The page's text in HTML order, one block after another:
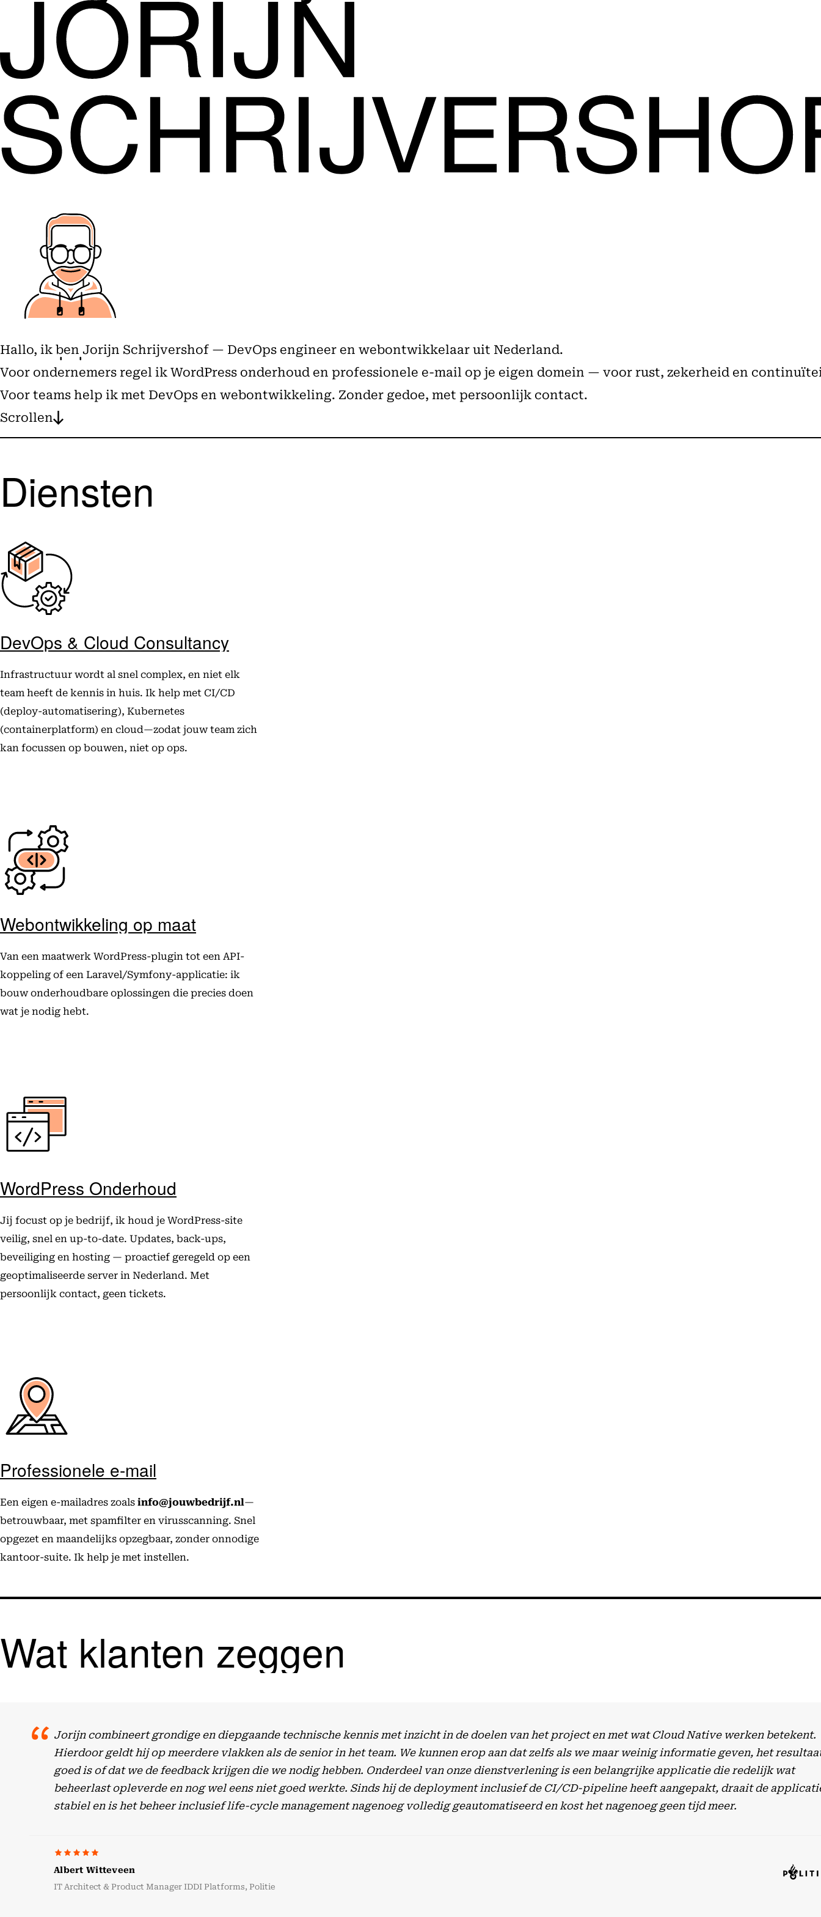
Hallo, ik ben Jorijn Schrijvershof — DevOps engineer en webontwikkelaar uit Nederland.
Voor ondernemers regel ik WordPress onderhoud en professionele e-mail op je eigen domein — voor rust, zekerheid en
Voor teams help ik met DevOps en webontwikkeling. Zonder gedoe, met persoonlijk contact.
Scrollen
Diensten
DevOps & Cloud Consultancy
Infrastructuur wordt al snel complex, en niet elk
team heeft de kennis in huis. Ik help met CI/CD
(deploy-automatisering), Kubernetes
(containerplatform) en cloud—zodat jouw team zich
kan focussen op bouwen, niet op ops.
Webontwikkeling op maat
Van een maatwerk WordPress-plugin tot een API-
koppeling of een Laravel/Symfony-applicatie: ik
bouw onderhoudbare oplossingen die precies doen
wat je nodig hebt.
WordPress Onderhoud
Jij focust op je bedrijf, ik houd je WordPress-site
veilig, snel en up-to-date. Updates, back-ups,
beveiliging en hosting — proactief geregeld op een
geoptimaliseerde server in Nederland. Met
persoonlijk contact, geen tickets.
Professionele e-mail
Een eigen e-mailadres zoals info@jouwbedrijf.nl—
betrouwbaar, met spamfilter en virusscanning. Snel
opgezet en maandelijks opzegbaar, zonder onnodige
kantoor-suite. Ik help je met instellen.
Wat klanten zeggen
Jorijn combineert grondige en diepgaande technische kennis met inzicht in de doelen van het project en met wat Cloud Native werken betekent.
Hierdoor geldt hij op meerdere vlakken als de senior in het team. We kunnen erop aan dat zelfs als we maar weinig informatie geven, het
goed is of dat we de feedback krijgen die we nodig hebben. Onderdeel van onze dienstverlening is een belangrijke applicatie die redelijk wat
beheerlast opleverde en nog wel eens niet goed werkte. Sinds hij de deployment inclusief de CI/CD-pipeline heeft aangepakt, draait de
stabiel en is het beheer inclusief life-cycle management nagenoeg volledig geautomatiseerd en kost het nagenoeg geen tijd meer.
Albert Witteveen
IT Architect & Product Manager IDDI Platforms, Politie